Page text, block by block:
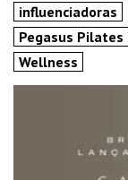
influenciadoras
Pegasus Pilates
Wellness